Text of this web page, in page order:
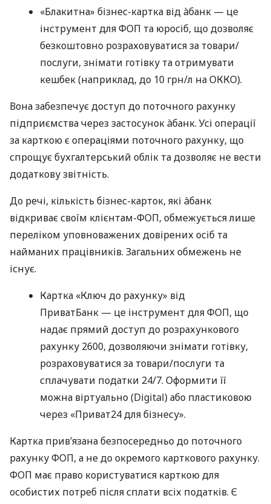
«Блакитна» бізнес-картка від àбанк — це
інструмент для ФОП та юросіб, що дозволяє
безкоштовно розраховуватися за товари/
послуги, знімати готівку та отримувати
кешбек (наприклад, до 10 грн/л на ОККО).
Вона забезпечує доступ до поточного рахунку
підприємства через застосунок àбанк. Усі операції
за карткою є операціями поточного рахунку, що
спрощує бухгалтерський облік та дозволяє не вести
додаткову звітність.
До речі, кількість бізнес-карток, які àбанк
відкриває своїм клієнтам-ФОП, обмежується лише
переліком уповноважених довірених осіб та
найманих працівників. Загальних обмежень не
існує.
Картка «Ключ до рахунку» від
ПриватБанк — це інструмент для ФОП, що
надає прямий доступ до розрахункового
рахунку 2600, дозволяючи знімати готівку,
розраховуватися за товари/послуги та
сплачувати податки 24/7. Оформити її
можна віртуально (Digital) або пластиковою
через «Приват24 для бізнесу».
Картка прив’язана безпосередньо до поточного
рахунку ФОП, а не до окремого карткового рахунку.
ФОП має право користуватися карткою для
особистих потреб після сплати всіх податків. Є